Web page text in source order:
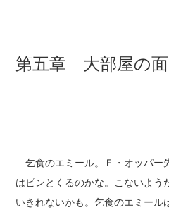
第五章 大部屋の面
乞食のエミール。Ｆ・オッパー
はピンとくるのかな。こないよう
いきれないかも。乞食のエミー